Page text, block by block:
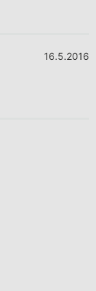
16.5.2016